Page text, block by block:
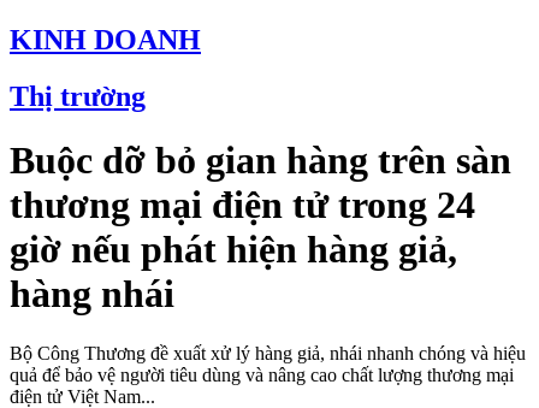
KINH DOANH
Thị trường
Buộc dỡ bỏ gian hàng trên sàn
thương mại điện tử trong 24
giờ nếu phát hiện hàng giả,
hàng nhái
Bộ Công Thương đề xuất xử lý hàng giả, nhái nhanh chóng và hiệu
quả để bảo vệ người tiêu dùng và nâng cao chất lượng thương mại
điện tử Việt Nam...